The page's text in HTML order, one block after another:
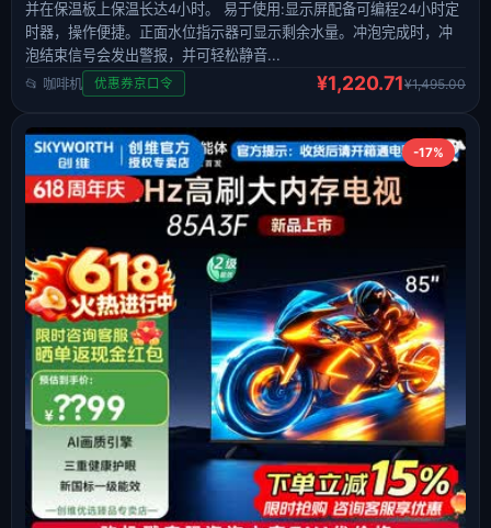
并在保温板上保温长达4小时。 易于使用:显示屏配备可编程24小时定
时器，操作便捷。正面水位指示器可显示剩余水量。冲泡完成时，冲
泡结束信号会发出警报，并可轻松静音...
📂 咖啡机 优惠券京口令 ¥1,220.71¥1,495.00
-17%